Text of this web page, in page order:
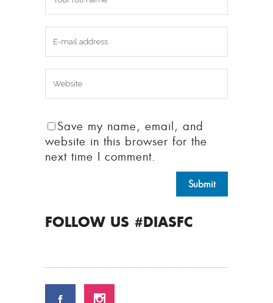
Save my name, email, and
website in this browser for the
next time I comment.
FOLLOW US #DIASFC